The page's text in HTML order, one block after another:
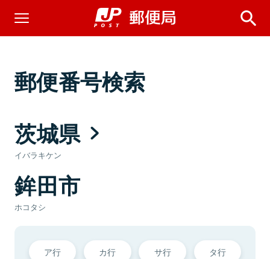
郵便番号検索
茨城県
イバラキケン
鉾田市
ホコタシ
ア行 カ行 サ行 タ行